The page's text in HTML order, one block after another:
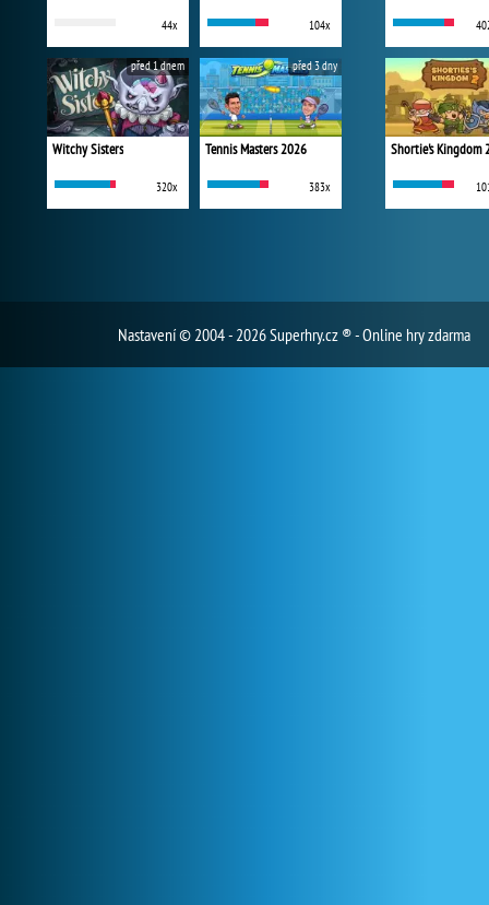
44x 104x
Witchy Sisters
320x
před 1 dnem
Tennis Masters 2026
383x
před 3 dny
Shortie's Kingdom
Nastavení© 2004 - 2026 Superhry.cz ® - Online hry zdarma